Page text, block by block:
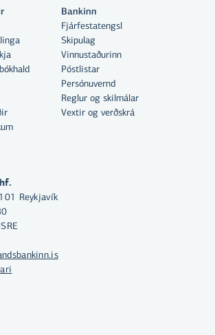
smella á „Leyfa allar“
þú notkun á vefkökum
auka virkni vefsins,
og aðstoða við
Reykjavík
Bankinn
Fjárfestatengsl
Skipulag
Vinnustaðurinn
Póstlistar
Persónuvernd
Reglur og skilmálar
Vextir og verðskrá